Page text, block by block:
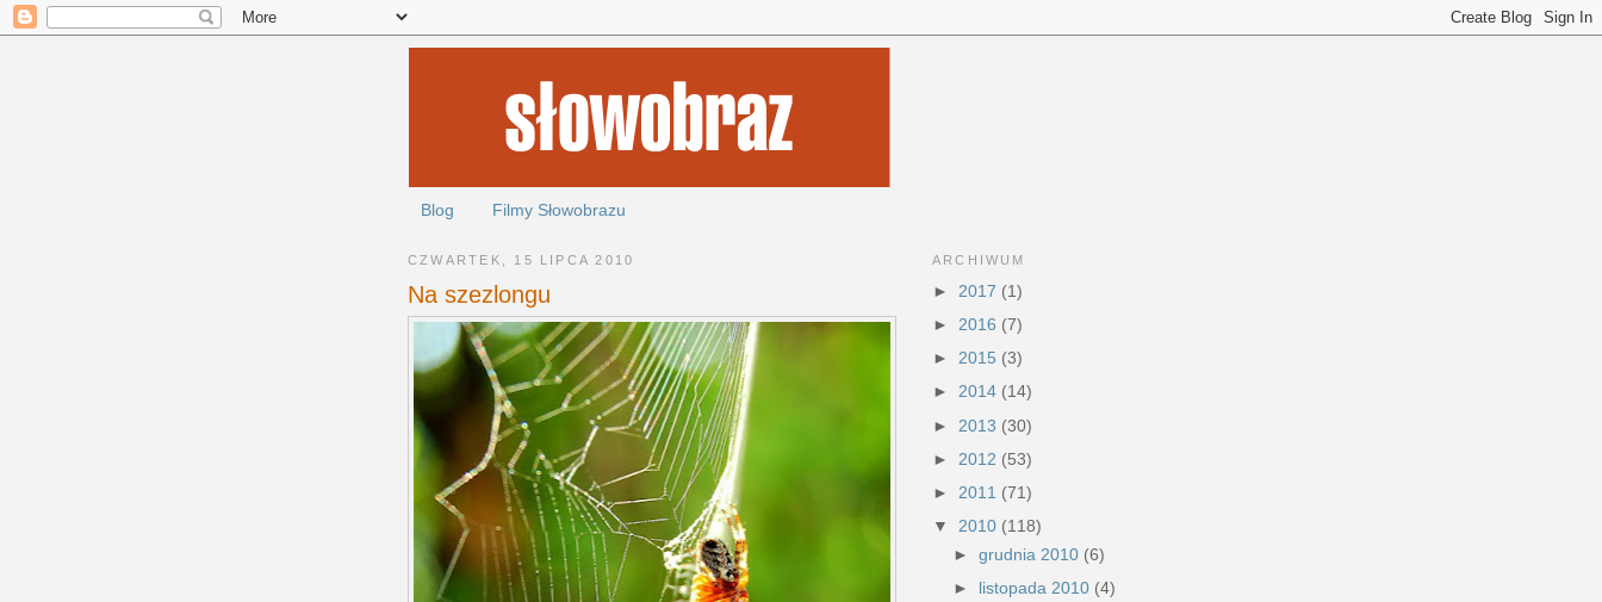
Blog Filmy Słowobrazu
CZWARTEK, 15 LIPCA 2010
Na szezlongu
ARCHIWUM
► 2017 (1)
► 2016 (7)
► 2015 (3)
► 2014 (14)
► 2013 (30)
► 2012 (53)
► 2011 (71)
▼ 2010 (118)
► grudnia 2010 (6)
► listopada 2010 (4)